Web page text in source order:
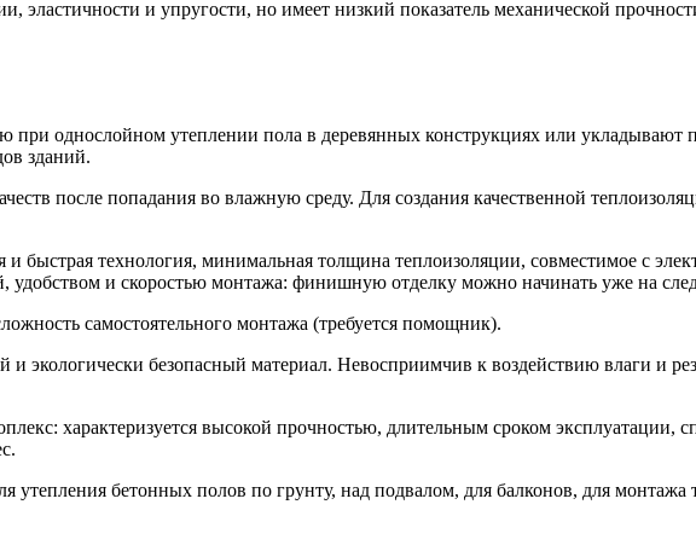
эластичности и упругости, но имеет низкий показатель механической
при однослойном утеплении пола в деревянных конструкциях или
зданий.
после попадания во влажную среду. Для создания качественной
быстрая технология, минимальная толщина теплоизоляции, совместимое с
удобством и скоростью монтажа: финишную отделку можно начинать уже на
самостоятельного монтажа (требуется помощник).
экологически безопасный материал. Невосприимчив к воздействию влаги и
характеризуется высокой прочностью, длительным сроком эксплуатации,
утепления бетонных полов по грунту, над подвалом, для балконов, для монтажа